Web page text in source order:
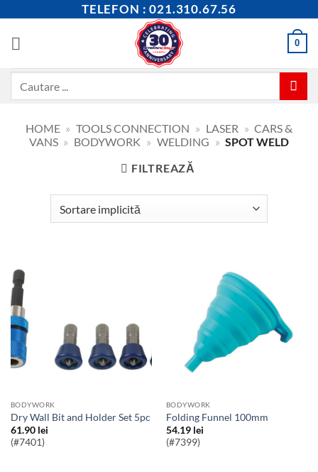
content
TELEFON : 021.310.67.56
0
HOME » TOOLS CONNECTION » LASER » CARS &
VANS » BODYWORK » WELDING » SPOT WELD
FILTREAZĂ
BODYWORK
Dry Wall Bit and Holder Set 5pc
61.90 lei
(#7401)
BODYWORK
Folding Funnel 100mm
54.19 lei
(#7399)